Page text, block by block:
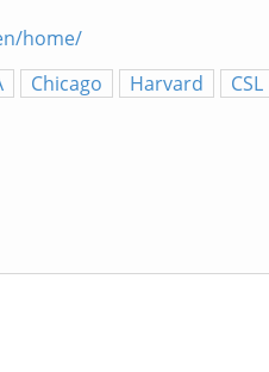
home/
Chicago Harvard CSL